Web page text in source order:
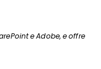
e Adobe, e offre